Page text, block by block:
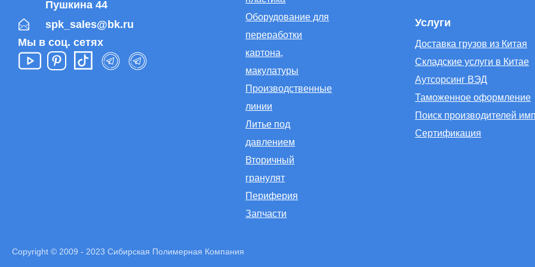
Пушкина 44
spk_sales@bk.ru
Мы в соц. сетях
Оборудование для
переработки
картона,
макулатуры
Производственные
линии
Литье под
давлением
Вторичный
гранулят
Периферия
Запчасти
Услуги
Доставка грузов из Китая
Складские услуги в Китае
Аутсорсинг ВЭД
Таможенное оформление
Поиск производителей
Сертификация
Copyright © 2009 - 2023 Сибирская Полимерная Компания